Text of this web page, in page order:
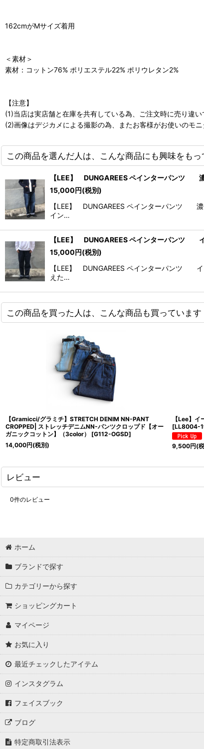
162cmがMサイズ着用
＜素材＞
素材：コットン76% ポリエステル22% ポリウレタン2%
【注意】
(1)当店は実店舗と在庫を共有している為、ご注文時に売り違
(2)画像はデジカメによる撮影の為、またお客様がお使いのモ
この商品を選んだ人は、こんな商品にも興味をもっ
【LEE】 DUNGAREES ペインターパンツ
15,000円(税別)
【LEE】 DUNGAREES ペインターパンツ 濃
イン…
【LEE】 DUNGAREES ペインターパンツ
15,000円(税別)
【LEE】 DUNGAREES ペインターパンツ イ
えた…
この商品を買った人は、こんな商品も買っています
【Gramicci/グラミチ】STRETCH DENIM NN-PANT
CROPPED| ストレッチデニムNN-パンツクロップド【オー
ガニックコットン】（3color）
[G112-OGSD]
14,000円(税別)
【Lee】
[LL8004-
9,500円(
レビュー
0件のレビュー
ホーム
ブランドで探す
カテゴリーから探す
ショッピングカート
マイページ
お気に入り
最近チェックしたアイテム
インスタグラム
フェイスブック
ブログ
特定商取引法表示